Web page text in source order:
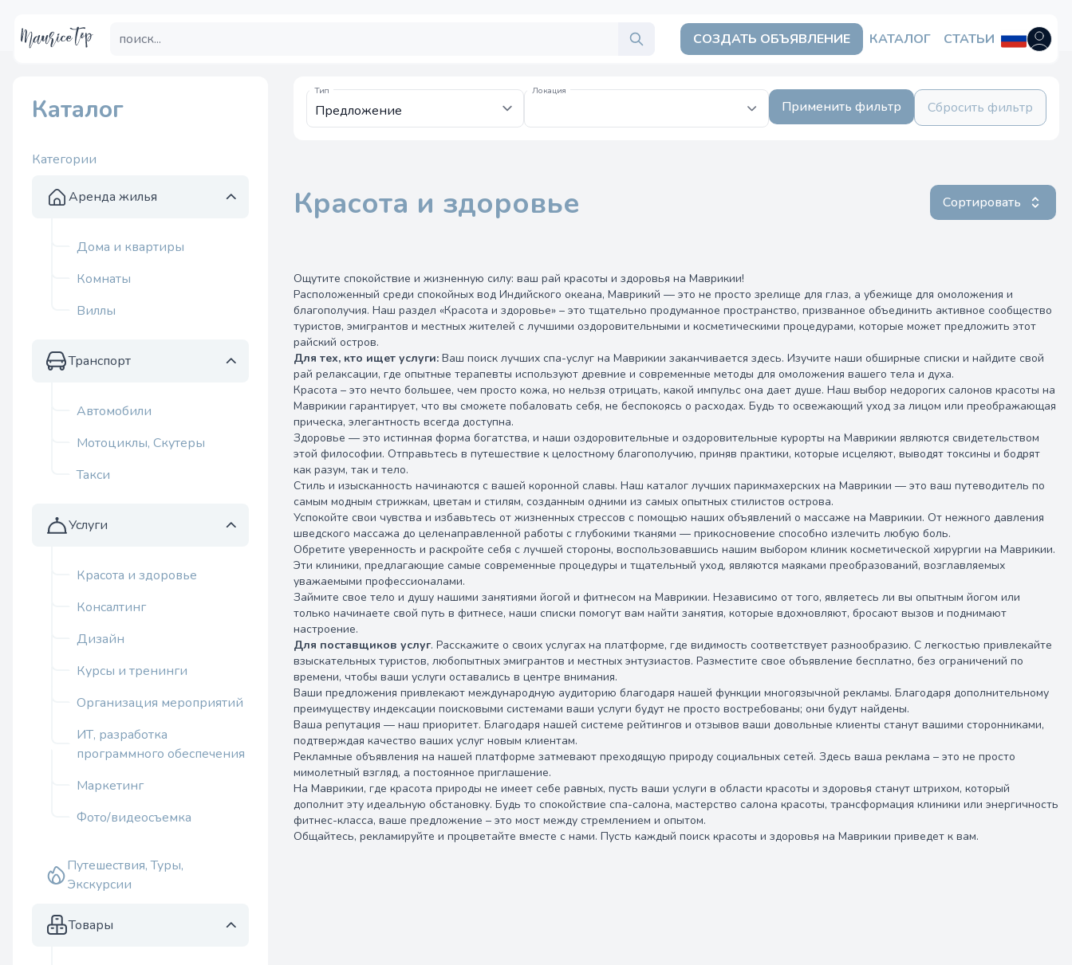
СОЗДАТЬ ОБЪЯВЛЕНИЕ КАТАЛОГ СТАТЬИ
Каталог
Категории
Аренда жилья
Дома и квартиры
Комнаты
Виллы
Транспорт
Автомобили
Мотоциклы, Скутеры
Такси
Услуги
Красота и здоровье
Консалтинг
Дизайн
Курсы и тренинги
Организация мероприятий
ИТ, разработка
программного обеспечения
Маркетинг
Фото/видеосъемка
Путешествия, Туры,
Экскурсии
Товары
Тип Локация
Применить фильтр Сбросить фильтр
Красота и здоровье Сортировать
Ощутите спокойствие и жизненную силу: ваш рай красоты и здоровья на Маврикии!
Расположенный среди спокойных вод Индийского океана, Маврикий — это не просто зрелище для глаз, а убежище для омоложения и
благополучия. Наш раздел «Красота и здоровье» – это тщательно продуманное пространство, призванное объединить активное сообщество
туристов, эмигрантов и местных жителей с лучшими оздоровительными и косметическими процедурами, которые может предложить этот
райский остров.
Для тех, кто ищет услуги: Ваш поиск лучших спа-услуг на Маврикии заканчивается здесь. Изучите наши обширные списки и найдите свой
рай релаксации, где опытные терапевты используют древние и современные методы для омоложения вашего тела и духа.
Красота – это нечто большее, чем просто кожа, но нельзя отрицать, какой импульс она дает душе. Наш выбор недорогих салонов красоты на
Маврикии гарантирует, что вы сможете побаловать себя, не беспокоясь о расходах. Будь то освежающий уход за лицом или преображающая
прическа, элегантность всегда доступна.
Здоровье — это истинная форма богатства, и наши оздоровительные и оздоровительные курорты на Маврикии являются свидетельством
этой философии. Отправьтесь в путешествие к целостному благополучию, приняв практики, которые исцеляют, выводят токсины и бодрят
как разум, так и тело.
Стиль и изысканность начинаются с вашей коронной славы. Наш каталог лучших парикмахерских на Маврикии — это ваш путеводитель по
самым модным стрижкам, цветам и стилям, созданным одними из самых опытных стилистов острова.
Успокойте свои чувства и избавьтесь от жизненных стрессов с помощью наших объявлений о массаже на Маврикии. От нежного давления
шведского массажа до целенаправленной работы с глубокими тканями — прикосновение способно излечить любую боль.
Обретите уверенность и раскройте себя с лучшей стороны, воспользовавшись нашим выбором клиник косметической хирургии на Маврикии.
Эти клиники, предлагающие самые современные процедуры и тщательный уход, являются маяками преобразований, возглавляемых
уважаемыми профессионалами.
Займите свое тело и душу нашими занятиями йогой и фитнесом на Маврикии. Независимо от того, являетесь ли вы опытным йогом или
только начинаете свой путь в фитнесе, наши списки помогут вам найти занятия, которые вдохновляют, бросают вызов и поднимают
настроение.
Для поставщиков услуг. Расскажите о своих услугах на платформе, где видимость соответствует разнообразию. С легкостью привлекайте
взыскательных туристов, любопытных эмигрантов и местных энтузиастов. Разместите свое объявление бесплатно, без ограничений по
времени, чтобы ваши услуги оставались в центре внимания.
Ваши предложения привлекают международную аудиторию благодаря нашей функции многоязычной рекламы. Благодаря дополнительному
преимуществу индексации поисковыми системами ваши услуги будут не просто востребованы; они будут найдены.
Ваша репутация — наш приоритет. Благодаря нашей системе рейтингов и отзывов ваши довольные клиенты станут вашими сторонниками,
подтверждая качество ваших услуг новым клиентам.
Рекламные объявления на нашей платформе затмевают преходящую природу социальных сетей. Здесь ваша реклама – это не просто
мимолетный взгляд, а постоянное приглашение.
На Маврикии, где красота природы не имеет себе равных, пусть ваши услуги в области красоты и здоровья станут штрихом, который
дополнит эту идеальную обстановку. Будь то спокойствие спа-салона, мастерство салона красоты, трансформация клиники или энергичность
фитнес-класса, ваше предложение – это мост между стремлением и опытом.
Общайтесь, рекламируйте и процветайте вместе с нами. Пусть каждый поиск красоты и здоровья на Маврикии приведет к вам.